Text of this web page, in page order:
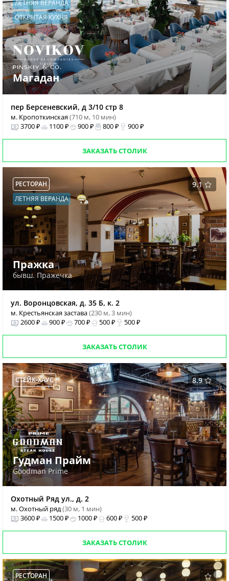
ЛЕТНЯЯ ВЕРАНДА
ОТКРЫТАЯ КУХНЯ
Магадан
пер Берсеневский, д 3/10 стр 8
м. Кропоткинская(710 м, 10 мин)
3700 ₽
1100 ₽ 900 ₽ 800 ₽ 900 ₽
ЗАКАЗАТЬ СТОЛИК
9.1
РЕСТОРАН
ЛЕТНЯЯ ВЕРАНДА
Пражка
бывш. Пражечка
ул. Воронцовская, д. 35 Б, к. 2
м. Крестьянская застава(230 м, 3 мин)
2600 ₽
900 ₽ 700 ₽ 500 ₽ 500 ₽
ЗАКАЗАТЬ СТОЛИК
8.9
СТЕЙК-ХАУС
Гудман Прайм
Goodman Prime
Охотный Ряд ул., д. 2
м. Охотный ряд(30 м, 1 мин)
3600 ₽
1500 ₽ 1000 ₽ 600 ₽ 500 ₽
ЗАКАЗАТЬ СТОЛИК
РЕСТОРАН